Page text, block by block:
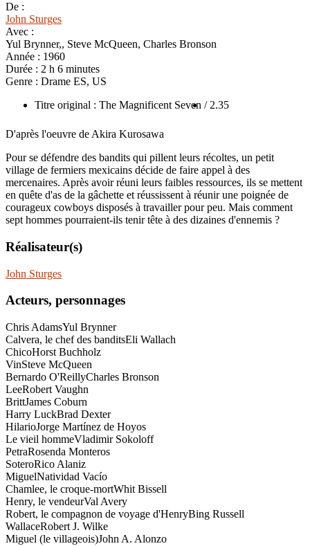
De :
John Sturges
Avec :
Yul Brynner,, Steve McQueen, Charles Bronson
Année : 1960
Durée : 2 h 6 minutes
Genre : Drame ES, US
Titre original : The Magnificent Seven / 2.35
D'après l'oeuvre de Akira Kurosawa
Pour se défendre des bandits qui pillent leurs récoltes, un petit
village de fermiers mexicains décide de faire appel à des
mercenaires. Après avoir réuni leurs faibles ressources, ils se mettent
en quête d'as de la gâchette et réussissent à réunir une poignée de
courageux cowboys disposés à travailler pour peu. Mais comment
sept hommes pourraient-ils tenir tête à des dizaines d'ennemis ?
Réalisateur(s)
John Sturges
Acteurs, personnages
Chris AdamsYul Brynner
Calvera, le chef des banditsEli Wallach
ChicoHorst Buchholz
VinSteve McQueen
Bernardo O'ReillyCharles Bronson
LeeRobert Vaughn
BrittJames Coburn
Harry LuckBrad Dexter
HilarioJorge Martínez de Hoyos
Le vieil hommeVladimir Sokoloff
PetraRosenda Monteros
SoteroRico Alaniz
MiguelNatividad Vacío
Chamlee, le croque-mortWhit Bissell
Henry, le vendeurVal Avery
Robert, le compagnon de voyage d'HenryBing Russell
WallaceRobert J. Wilke
Miguel (le villageois)John A. Alonzo